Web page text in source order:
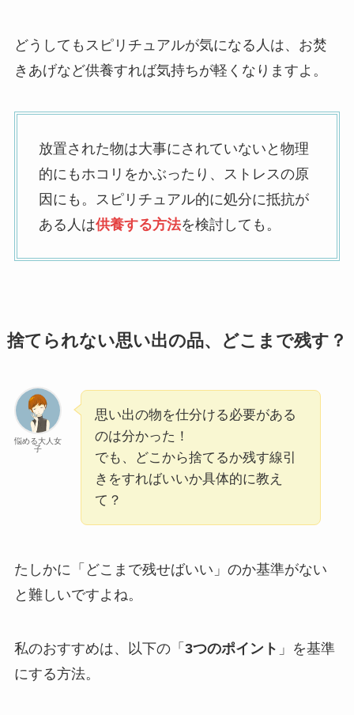
どうしてもスピリチュアルが気になる人は、お焚
きあげなど供養すれば気持ちが軽くなりますよ。
放置された物は大事にされていないと物理
的にもホコリをかぶったり、ストレスの原
因にも。スピリチュアル的に処分に抵抗が
ある人は供養する方法を検討しても。
捨てられない思い出の品、どこまで残す？
悩める大人女
子
思い出の物を仕分ける必要がある
のは分かった！
でも、どこから捨てるか残す線引
きをすればいいか具体的に教え
て？
たしかに「どこまで残せばいい」のか基準がない
と難しいですよね。
私のおすすめは、以下の「 3つのポイント 」を基準
にする方法。